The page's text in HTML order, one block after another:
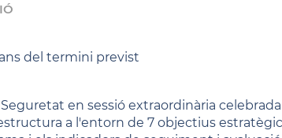
del termini previst
en sessió extraordinària
a l'entorn de 7 objectius